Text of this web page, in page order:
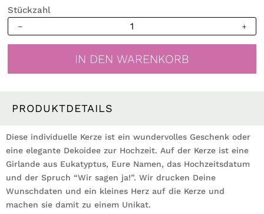
Stückzahl
Kerze
und
Geschenk
zur
Hochzeit
Hochzeitskerze
Menge
IN DEN WARENKORB
PRODUKTDETAILS
Diese individuelle Kerze ist ein wundervolles Geschenk oder
eine elegante Dekoidee zur Hochzeit. Auf der Kerze ist eine
Girlande aus Eukatyptus, Eure Namen, das Hochzeitsdatum
und der Spruch “Wir sagen ja!”. Wir drucken Deine
Wunschdaten und ein kleines Herz auf die Kerze und
machen sie damit zu einem Unikat.